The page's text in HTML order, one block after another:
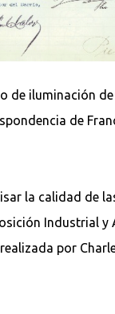
de iluminación
de
la calidad de
Industrial
por